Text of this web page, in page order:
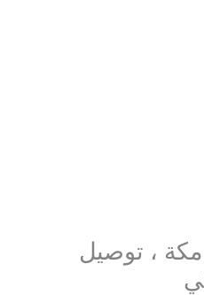
، توصيل